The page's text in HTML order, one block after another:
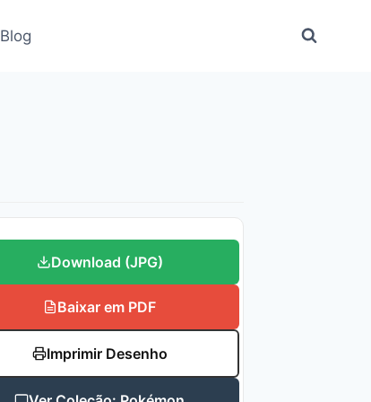
Blog
Download (JPG)
Baixar em PDF
Imprimir Desenho